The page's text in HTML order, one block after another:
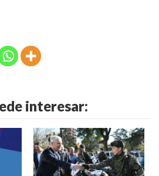
interesar: